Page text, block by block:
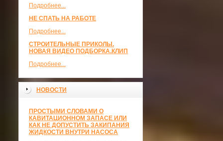
Подробнее...
НЕ СПАТЬ НА РАБОТЕ
Подробнее...
СТРОИТЕЛЬНЫЕ ПРИКОЛЫ.
НОВАЯ ВИДЕО ПОДБОРКА.КЛИП
Подробнее...
НОВОСТИ
ПРОСТЫМИ СЛОВАМИ О
КАВИТАЦИОННОМ ЗАПАСЕ ИЛИ
КАК НЕ ДОПУСТИТЬ ЗАКИПАНИЯ
ЖИДКОСТИ ВНУТРИ НАСОСА